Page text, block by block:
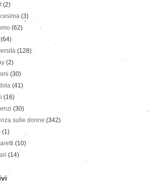
(2)
(3)
(62)
(64)
(128)
(2)
(30)
(41)
(16)
(30)
sulle donne (342)
(1)
(10)
(14)